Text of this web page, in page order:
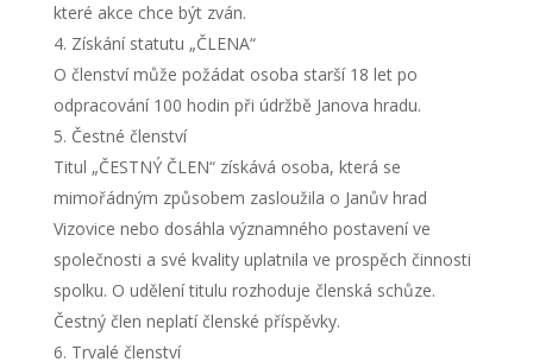
které akce chce být zván.
Získání statutu „ČLENA“
O členství může požádat osoba starší 18 let po
odpracování 100 hodin při údržbě Janova hradu.
Čestné členství
Titul „ČESTNÝ ČLEN“ získává osoba, která se
mimořádným způsobem zasloužila o Janův hrad
Vizovice nebo dosáhla významného postavení ve
společnosti a své kvality uplatnila ve prospěch činnosti
spolku. O udělení titulu rozhoduje členská schůze.
Čestný člen neplatí členské příspěvky.
Trvalé členství